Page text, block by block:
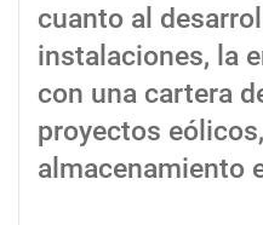
cuanto al
instalaciones, la
con una cartera
proyectos
almacenamiento